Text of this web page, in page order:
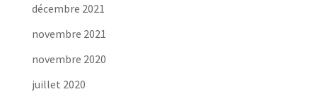
décembre 2021
novembre 2021
novembre 2020
juillet 2020